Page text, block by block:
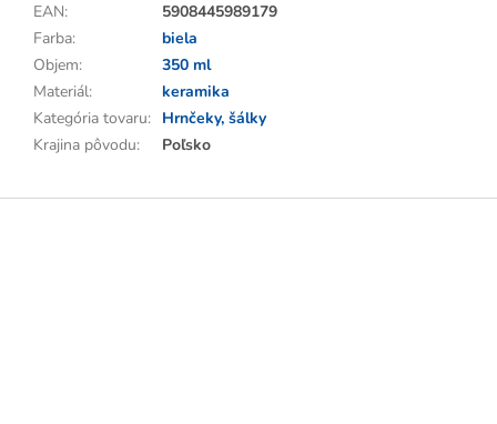
EAN:
5908445989179
Farba:
biela
Objem:
350 ml
Materiál:
keramika
Kategória tovaru: Hrnčeky, šálky
Krajina pôvodu: Poľsko
Z